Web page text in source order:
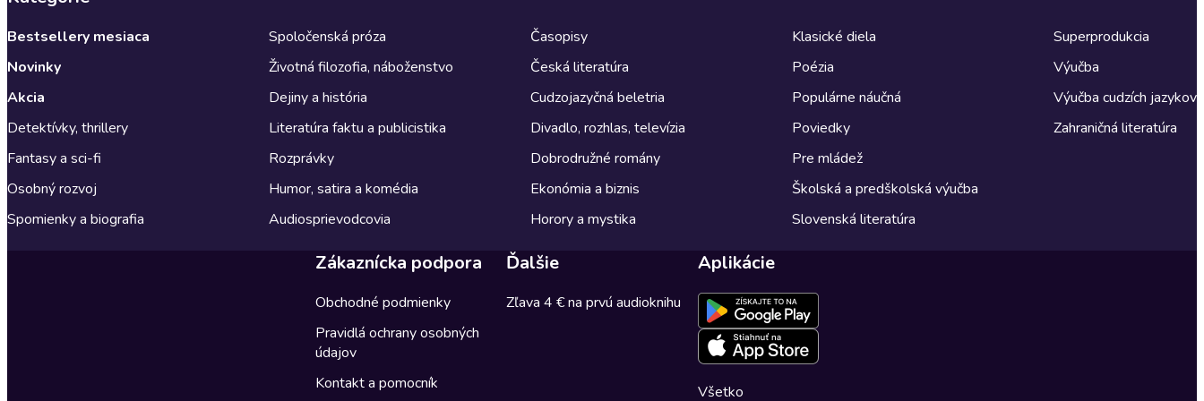
Bestsellery mesiaca
Novinky
Akcia
Detektívky, thrillery
Fantasy a sci-fi
Osobný rozvoj
Spomienky a biografia
Spoločenská próza
Životná filozofia, náboženstvo
Dejiny a história
Literatúra faktu a publicistika
Rozprávky
Humor, satira a komédia
Audiosprievodcovia
Časopisy
Česká literatúra
Cudzojazyčná beletria
Divadlo, rozhlas, televízia
Dobrodružné romány
Ekonómia a biznis
Horory a mystika
Klasické diela
Poézia
Populárne náučná
Poviedky
Pre mládež
Školská a predškolská výučba
Slovenská literatúra
Superprodukcia
Výučba
Výučba cudzích jazykov
Zahraničná literatúra
Zákaznícka podpora
Obchodné podmienky
Pravidlá ochrany osobných
údajov
Kontakt a pomocník
Ďalšie
Zľava 4 € na prvú audioknihu
Aplikácie
Všetko